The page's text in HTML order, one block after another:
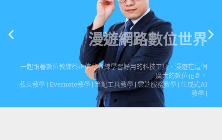
一起跟著數位教練蔡正信蔡教練學習好用的科技工具、漫遊在這個
廣大的數位花園。
| 蘋果教學 | Evernote教學 | 筆記工具教學 | 雲端服務教學 | 生成式AI
教學 |
點擊這裡